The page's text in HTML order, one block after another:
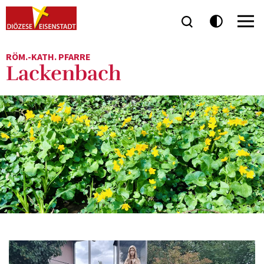
RÖM.-KATH. PFARRE
Lackenbach